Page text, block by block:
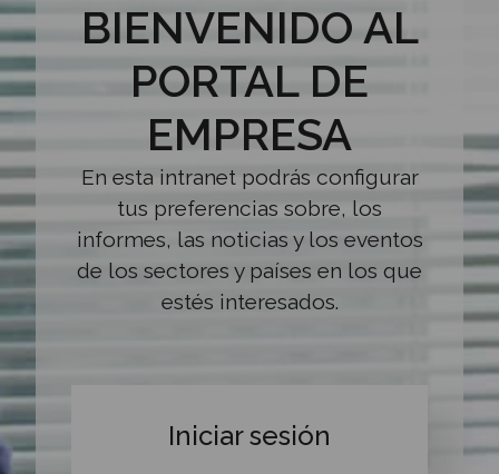
BIENVENIDO AL
PORTAL DE
EMPRESA
En esta intranet podrás configurar
tus preferencias sobre, los
informes, las noticias y los eventos
de los sectores y países en los que
estés interesados.
Iniciar sesión